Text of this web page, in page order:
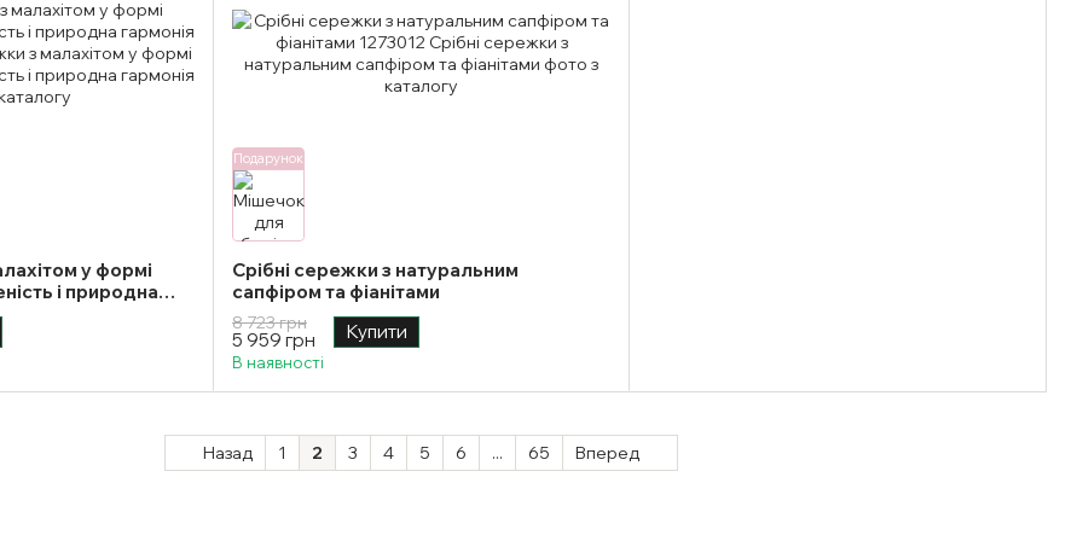
у формі
і природна
Подарунок
Срібні сережки з натуральним
сапфіром та фіанітами
8 723 грн
5 959 грн Купити
В наявності
Назад 1 2 3 4 5 6 ... 65 Вперед